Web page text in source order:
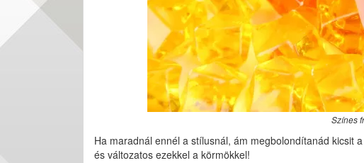
Színes
Ha maradnál ennél a stílusnál, ám megbolondítanád kicsit
és változatos ezekkel a körmökkel!